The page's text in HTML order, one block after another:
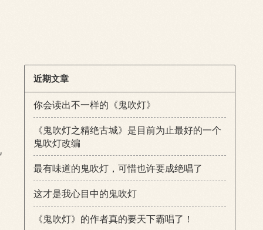
近期文章
你会读出不一样的《鬼吹灯》
《鬼吹灯之精绝古城》是目前为止最好的一个
鬼吹灯改编
最有味道的鬼吹灯，可惜也许要成绝唱了
这才是我心目中的鬼吹灯
《鬼吹灯》的作者真的要天下霸唱了！